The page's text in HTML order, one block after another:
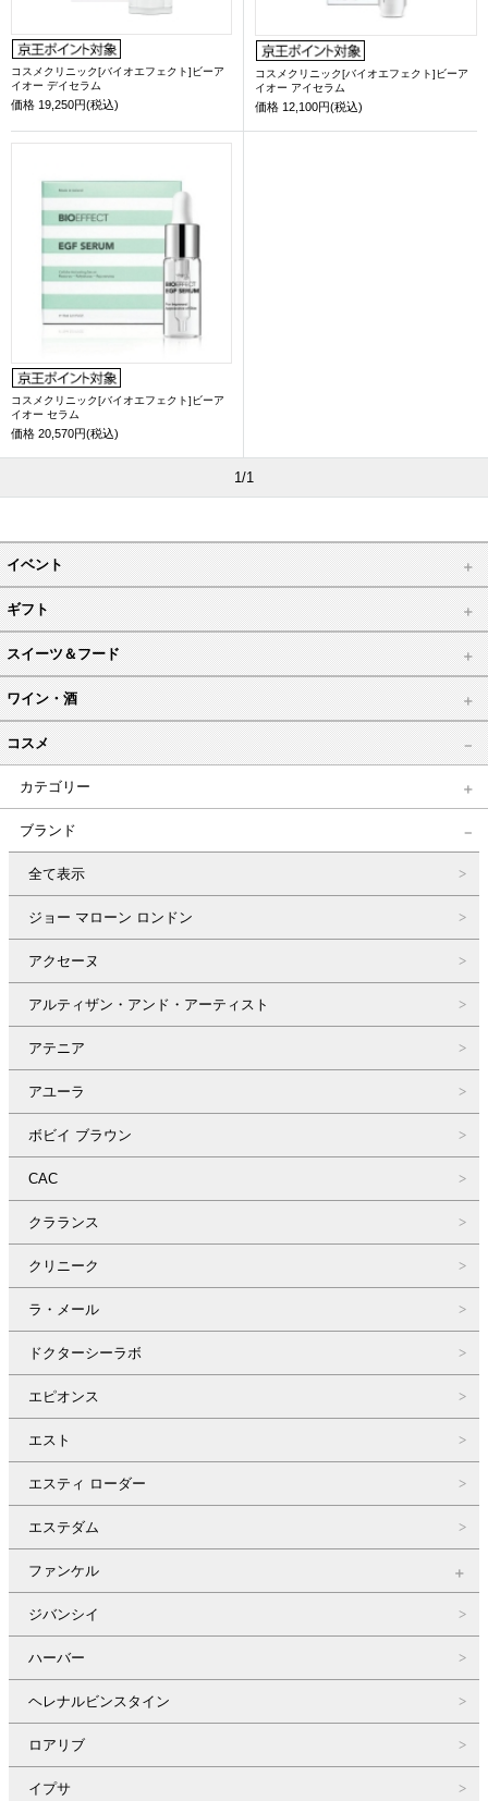
コスメクリニック[バイオエフェクト]ビーア
イオー デイセラム
価格 19,250円(税込)
コスメクリニック[バイオエフェクト]ビーア
イオー アイセラム
価格 12,100円(税込)
コスメクリニック[バイオエフェクト]ビーア
イオー セラム
価格 20,570円(税込)
1/1
イベント
ギフト
スイーツ＆フード
ワイン・酒
コスメ
カテゴリー
ブランド
全て表示
ジョー マローン ロンドン
アクセーヌ
アルティザン・アンド・アーティスト
アテニア
アユーラ
ボビイ ブラウン
CAC
クラランス
クリニーク
ラ・メール
ドクターシーラボ
エピオンス
エスト
エスティ ローダー
エステダム
ファンケル
ジバンシイ
ハーバー
ヘレナルビンスタイン
ロアリブ
イプサ